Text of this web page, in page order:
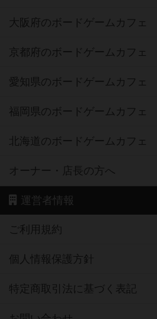
大阪府のボードゲームカフェ
京都府のボードゲームカフェ
愛知県のボードゲームカフェ
福岡県のボードゲームカフェ
北海道のボードゲームカフェ
オーナー・店長の方へ
運営者情報
ご利用規約
個人情報保護方針
特定商取引法に基づく表記